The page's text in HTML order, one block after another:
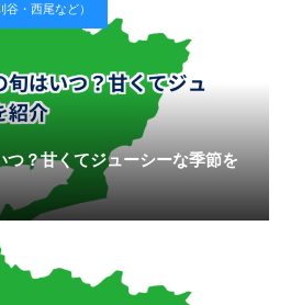
・西尾など）
つ？甘くてジューシーな季節を